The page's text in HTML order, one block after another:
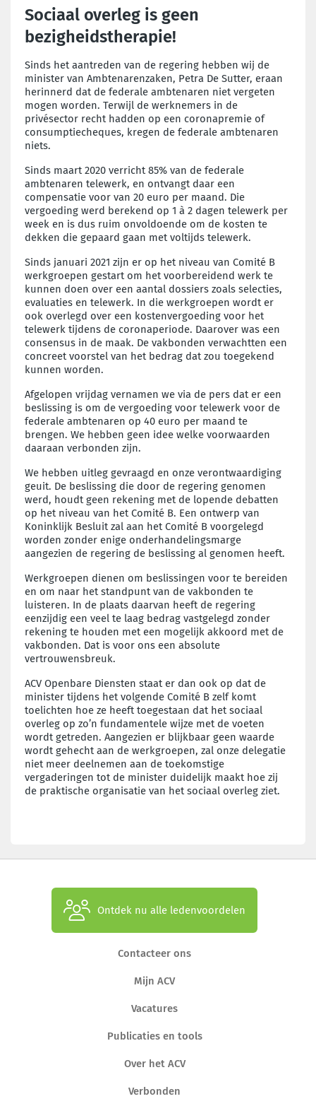
Sociaal overleg is geen
bezigheidstherapie!
Sinds het aantreden van de regering hebben wij de
minister van Ambtenarenzaken, Petra De Sutter, eraan
herinnerd dat de federale ambtenaren niet vergeten
mogen worden. Terwijl de werknemers in de
privésector recht hadden op een coronapremie of
consumptiecheques, kregen de federale ambtenaren
niets.
Sinds maart 2020 verricht 85% van de federale
ambtenaren telewerk, en ontvangt daar een
compensatie voor van 20 euro per maand. Die
vergoeding werd berekend op 1 à 2 dagen telewerk per
week en is dus ruim onvoldoende om de kosten te
dekken die gepaard gaan met voltijds telewerk.
Sinds januari 2021 zijn er op het niveau van Comité B
werkgroepen gestart om het voorbereidend werk te
kunnen doen over een aantal dossiers zoals selecties,
evaluaties en telewerk. In die werkgroepen wordt er
ook overlegd over een kostenvergoeding voor het
telewerk tijdens de coronaperiode. Daarover was een
consensus in de maak. De vakbonden verwachtten een
concreet voorstel van het bedrag dat zou toegekend
kunnen worden.
Afgelopen vrijdag vernamen we via de pers dat er een
beslissing is om de vergoeding voor telewerk voor de
federale ambtenaren op 40 euro per maand te
brengen. We hebben geen idee welke voorwaarden
daaraan verbonden zijn.
We hebben uitleg gevraagd en onze verontwaardiging
geuit. De beslissing die door de regering genomen
werd, houdt geen rekening met de lopende debatten
op het niveau van het Comité B. Een ontwerp van
Koninklijk Besluit zal aan het Comité B voorgelegd
worden zonder enige onderhandelingsmarge
aangezien de regering de beslissing al genomen heeft.
Werkgroepen dienen om beslissingen voor te bereiden
en om naar het standpunt van de vakbonden te
luisteren. In de plaats daarvan heeft de regering
eenzijdig een veel te laag bedrag vastgelegd zonder
rekening te houden met een mogelijk akkoord met de
vakbonden. Dat is voor ons een absolute
vertrouwensbreuk.
ACV Openbare Diensten staat er dan ook op dat de
minister tijdens het volgende Comité B zelf komt
toelichten hoe ze heeft toegestaan dat het sociaal
overleg op zo’n fundamentele wijze met de voeten
wordt getreden. Aangezien er blijkbaar geen waarde
wordt gehecht aan de werkgroepen, zal onze delegatie
niet meer deelnemen aan de toekomstige
vergaderingen tot de minister duidelijk maakt hoe zij
de praktische organisatie van het sociaal overleg ziet.
Ontdek nu alle ledenvoordelen
Contacteer ons
Mijn ACV
Vacatures
Publicaties en tools
Over het ACV
Verbonden